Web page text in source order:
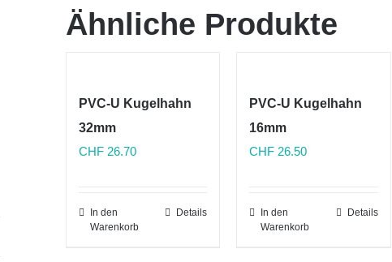
Ähnliche Produkte
PVC-U Kugelhahn
32mm
CHF 26.70
In den
Warenkorb
Details
PVC-U Kugelhahn
16mm
CHF 26.50
In den
Warenkorb
Details